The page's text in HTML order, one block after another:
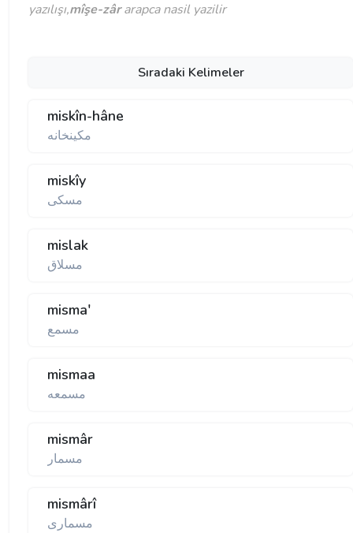
yazılışı,mîşe-zârarapca nasil yazilir
Sıradaki Kelimeler
miskîn-hâne
مكينخانه
miskîy
مسكی
mislak
مسلاق
misma'
مسمع
mismaa
مسمعه
mismâr
مسمار
mismârî
مسماری